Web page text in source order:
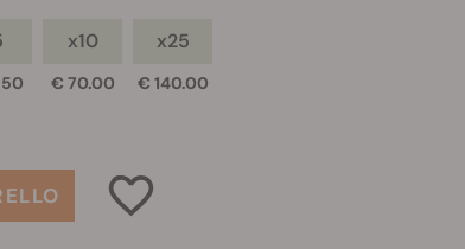
x10
€ 70.00
x25
€ 140.00